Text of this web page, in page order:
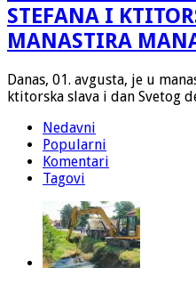
STEFANA I
MANASTIRA
Danas, 01. avgusta, je u
ktitorska slava i dan Svetog
Nedavni
Popularni
Komentari
Tagovi